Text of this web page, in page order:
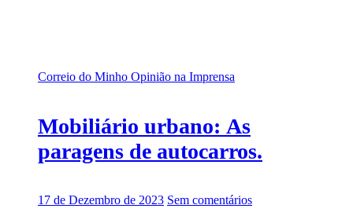
Correio do Minho Opinião na Imprensa
Mobiliário urbano: As
paragens de autocarros.
17 de Dezembro de 2023 Sem comentários